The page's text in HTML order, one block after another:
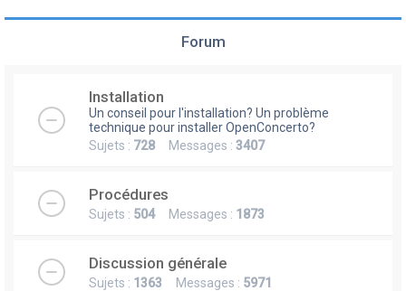
e
Forum
Installation
Un conseil pour l'installation? Un problème
technique pour installer OpenConcerto?
Sujets : 728 Messages : 3407
Procédures
Sujets : 504Messages : 1873
Discussion générale
Sujets : 1363 Messages : 5971